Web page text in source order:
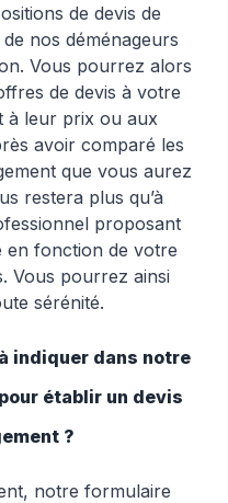
de devis de
nos déménageurs
Vous pourrez alors
de devis à votre
à leur prix ou aux
avoir comparé les
que vous aurez
restera plus qu’à
proposant
en fonction de votre
Vous pourrez ainsi
sérénité.
indiquer dans notre
établir un devis
?
notre formulaire